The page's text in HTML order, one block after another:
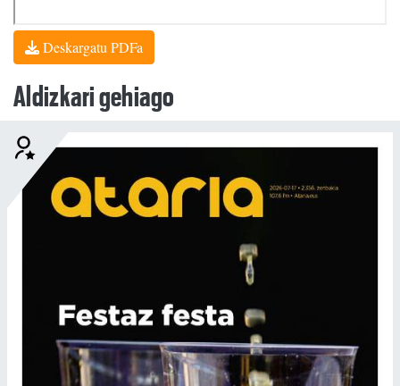
Deskargatu PDFa
Aldizkari gehiago